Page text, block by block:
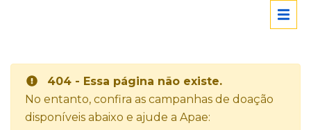
404 - Essa página não existe.
No entanto, confira as campanhas de doação
disponíveis abaixo e ajude a Apae: